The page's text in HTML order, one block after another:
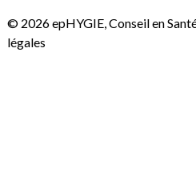
© 2026 epHYGIE, Conseil en
légales